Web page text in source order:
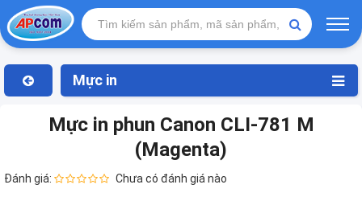
Mực in
Mực in phun Canon CLI-781 M
(Magenta)
Đánh giá: Chưa có đánh giá nào